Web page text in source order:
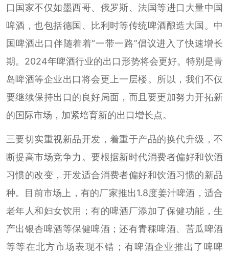
口国家不仅如墨西哥、俄罗斯、法国等进口大量中国
啤酒，也包括德国、比利时等传统啤酒酿造大国。中
国啤酒出口伴随着着“一带一路”倡议进入了快速增长
期。2024年啤酒行业的出口形势将会更好。特别是青
岛啤酒等企业出口将会更上一层楼。所以，我们不仅
要继续保持出口的良好局面，而且要更加努力开拓新
的国际市场，加紧培育新的出口增长点。
三要切实重视新品开发，着重于产品的换代升级，不
断提高市场竞争力。要根据新时代消费者偏好和饮酒
习惯的改变，开发适合消费者偏好和饮酒习惯的新品
种。目前市场上，有的厂家推出1.8度姜汁啤酒，适合
老年人和妇女饮用；有的啤酒厂添加了保健功能，生
产出银杏啤酒等保健啤酒；还有青稞啤酒、苦瓜啤酒
等等在北方市场表现不错；有啤酒企业推出了啤啤